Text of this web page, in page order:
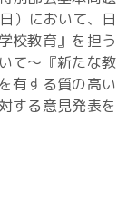
）において、日
校教育』を担う
て～『新たな教
有する質の高い
する意見発表を